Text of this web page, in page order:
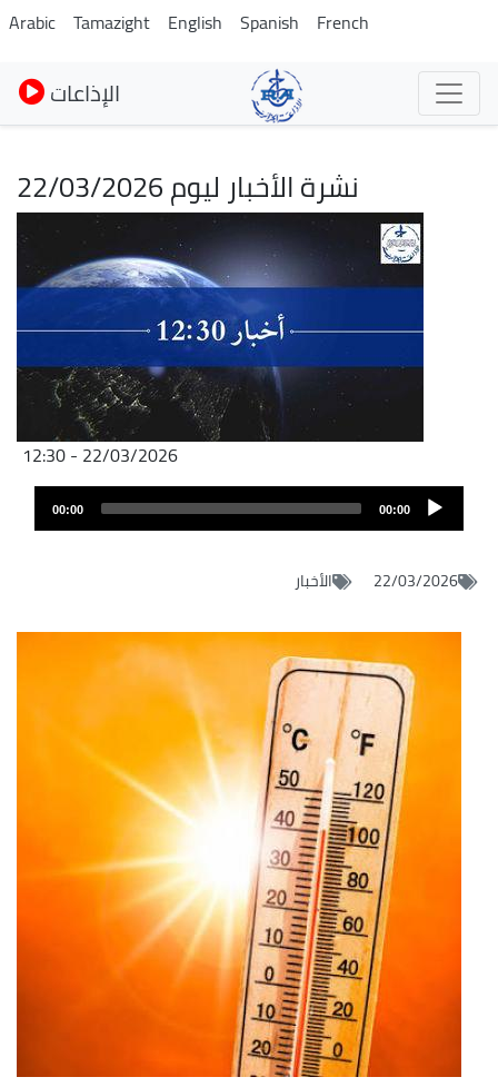
Skip
to
main
content
Arabic Tamazight English Spanish French
الإذاعات
نشرة الأخبار ليوم 22/03/2026
22/03/2026 - 12:30
Fichier
audio
00:00
00:00
22/03/2026 الأخبار